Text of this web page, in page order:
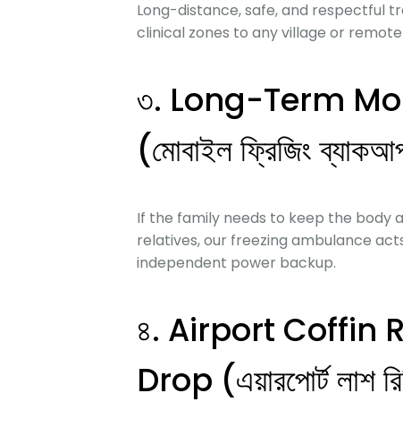
Long-distance,safe,and respectful
clinical zones to any village or
৩. Long-Term
(মোবাইল ফ্রিজিং
If the family needs to keep the body
relatives,our freezing ambulance
independent power backup.
৪. Airport Coffin
Drop (এয়ারপোর্ট লাশ